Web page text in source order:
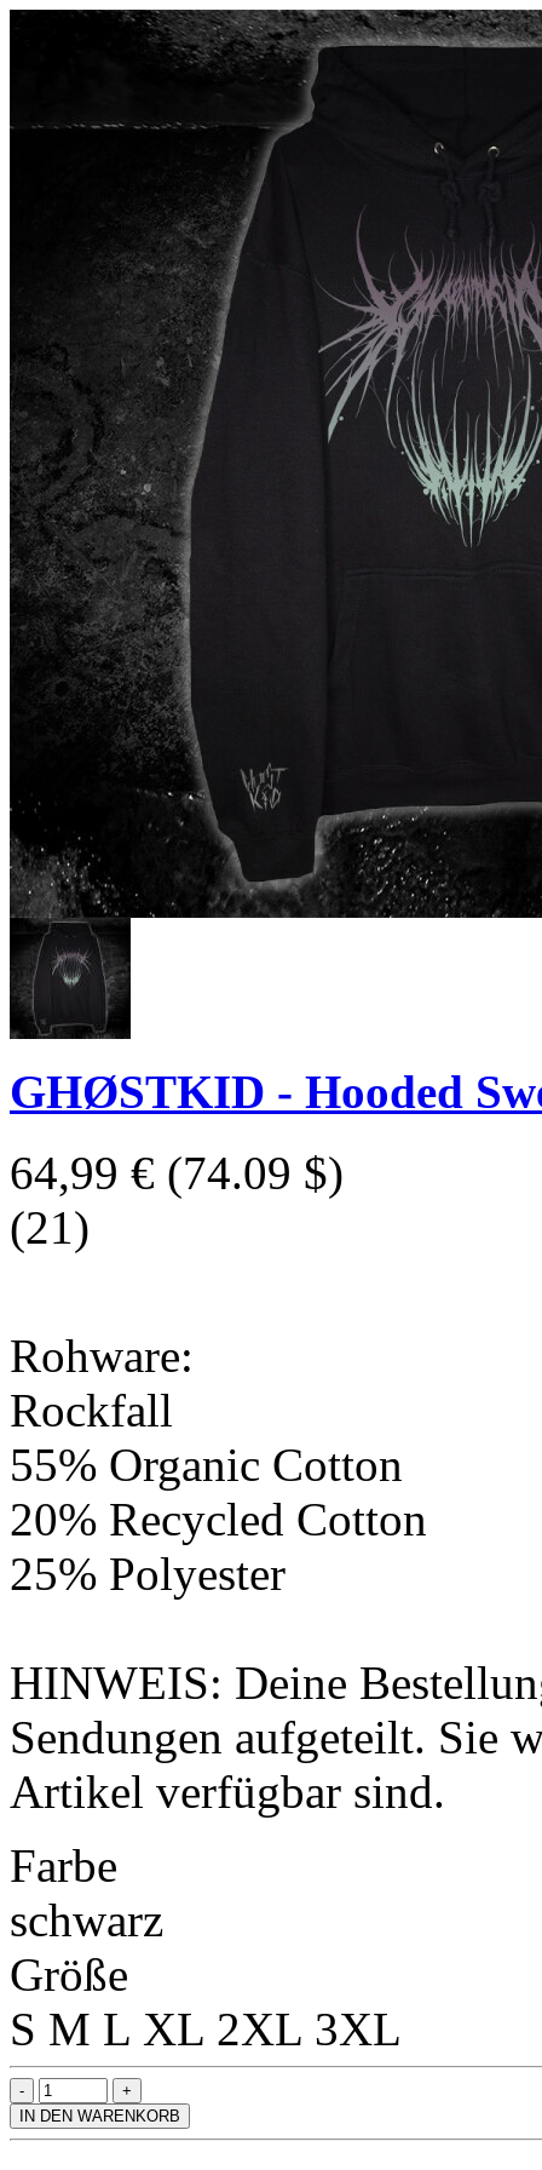
GHØSTKID - Hooded
64,99 € (74.09 $)
(21)
Rohware:
Rockfall
55% Organic Cotton
20% Recycled Cotton
25% Polyester
HINWEIS: Deine
Sendungen aufgeteilt. Sie
Artikel verfügbar sind.
Farbe
schwarz
Größe
S M L XL 2XL 3XL
IN DEN WARENKORB